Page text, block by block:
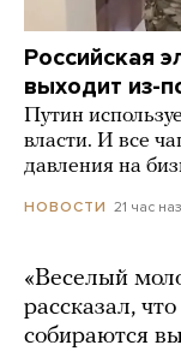
Российская
выходит из-
Путин
власти. И все
давления на
НОВОСТИ 21 час
«Веселый
рассказал,
собираются